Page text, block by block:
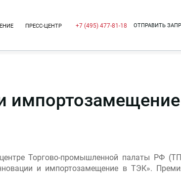
ПРЕСС-ЦЕНТР +7 (495) 477-81-18 ОТПРАВИТЬ
Торгово-промышленной палаты РФ
и импортозамещение в ТЭК».